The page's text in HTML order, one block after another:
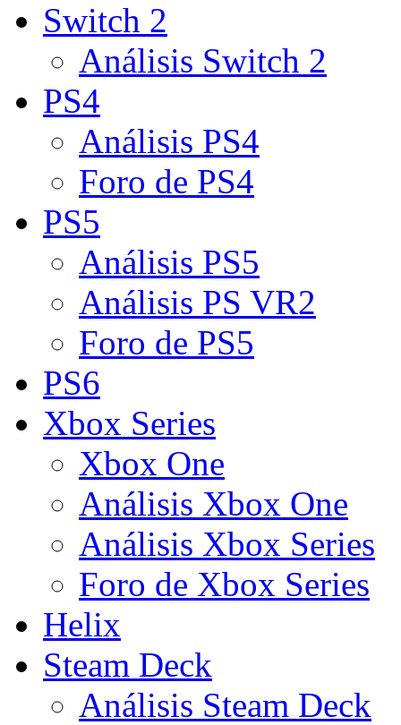
Switch 2
Análisis Switch 2
PS4
Análisis PS4
Foro de PS4
PS5
Análisis PS5
Análisis PS VR2
Foro de PS5
PS6
Xbox Series
Xbox One
Análisis Xbox One
Análisis Xbox Series
Foro de Xbox Series
Helix
Steam Deck
Análisis Steam Deck